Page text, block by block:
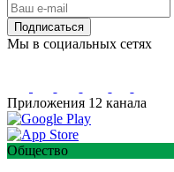
Подписаться
Мы в социальных сетях
Приложения 12 канала
Общество